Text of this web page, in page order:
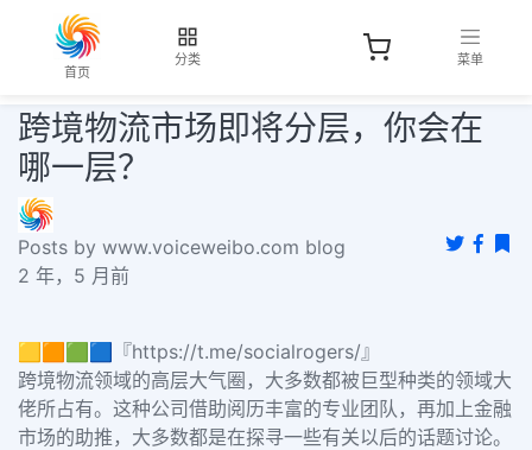
首页
分类 菜单
跨境物流市场即将分层，你会在
哪一层？
Posts by www.voiceweibo.com blog
2 年，5 月前
🟨🟧🟩🟦『https://t.me/socialrogers/』
跨境物流领域的高层大气圈，大多数都被巨型种类的领域大
佬所占有。这种公司借助阅历丰富的专业团队，再加上金融
市场的助推，大多数都是在探寻一些有关以后的话题讨论。